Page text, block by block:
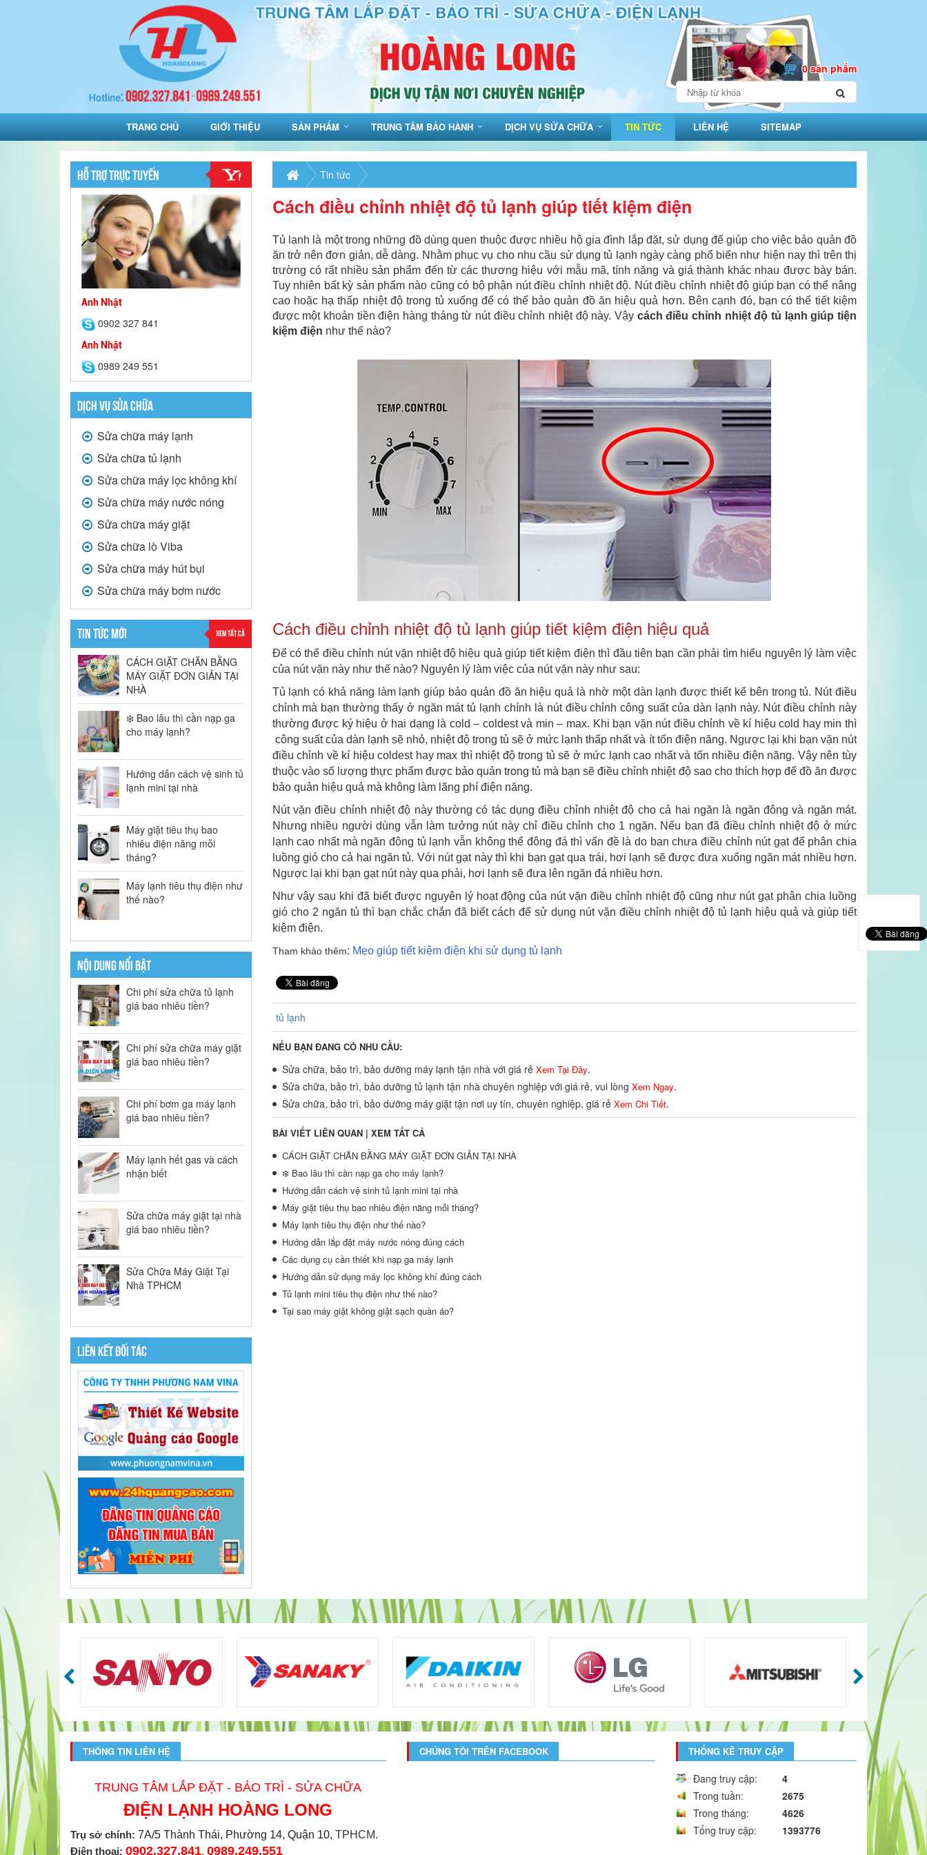
0 sản phẩm
TRANG CHỦ GIỚI THIỆU SẢN PHẨM TRUNG TÂM BẢO HÀNH DỊCH VỤ SỬA CHỮA TIN TỨC LIÊN HỆ SITEMAP
HỖ TRỢ TRỰC TUYẾN
Anh Nhật
0902 327 841
Anh Nhật
0989 249 551
DỊCH VỤ SỬA CHỮA
Sửa chữa máy lạnh
Sửa chữa tủ lạnh
Sửa chữa máy lọc không khí
Sửa chữa máy nước nóng
Sửa chữa máy giặt
Sửa chữa lò Viba
Sửa chữa máy hút bụi
Sửa chữa máy bơm nước
TIN TỨC MỚI XEM TẤT CẢ
CÁCH GIẶT CHĂN BẰNG
MÁY GIẶT ĐƠN GIẢN TẠI
NHÀ
❄️ Bao lâu thì cần nạp ga
cho máy lạnh?
Hướng dẫn cách vệ sinh tủ
lạnh mini tại nhà
Máy giặt tiêu thụ bao
nhiêu điện năng mỗi
tháng?
Máy lạnh tiêu thụ điện như
thế nào?
NỘI DUNG NỔI BẬT
Chi phí sửa chữa tủ lạnh
giá bao nhiêu tiền?
Chi phí sửa chữa máy giặt
giá bao nhiêu tiền?
Chi phí bơm ga máy lạnh
giá bao nhiêu tiền?
Máy lạnh hết gas và cách
nhận biết
Sửa chữa máy giặt tại nhà
giá bao nhiêu tiền?
Sửa Chữa Máy Giặt Tại
Nhà TPHCM
LIÊN KẾT ĐỐI TÁC
Tin tức
Cách điều chỉnh nhiệt độ tủ lạnh giúp tiết kiệm điện
Tủ lạnh là một trong những đồ dùng quen thuộc được nhiều hộ gia đình lắp đặt, sử dụng để giúp cho việc bảo quản đồ
ăn trở nên đơn giản, dễ dàng. Nhằm phục vụ cho nhu cầu sử dụng tủ lạnh ngày càng phổ biến như hiện nay thì trên thị
trường có rất nhiều sản phẩm đến từ các thương hiệu với mẫu mã, tính năng và giá thành khác nhau được bày bán.
Tuy nhiên bất kỳ sản phẩm nào cũng có bộ phận nút điều chỉnh nhiệt độ. Nút điều chỉnh nhiệt độ giúp bạn có thể nâng
cao hoặc hạ thấp nhiệt độ trong tủ xuống để có thể bảo quản đồ ăn hiệu quả hơn. Bên cạnh đó, bạn có thể tiết kiệm
được một khoản tiền điện hàng tháng từ nút điều chỉnh nhiệt độ này. Vậy cách điều chỉnh nhiệt độ tủ lạnh giúp tiện
kiệm điện như thế nào?
Cách điều chỉnh nhiệt độ tủ lạnh giúp tiết kiệm điện hiệu quả
Để có thể điều chỉnh nút vặn nhiệt độ hiệu quả giúp tiết kiệm điện thì đầu tiên bạn cần phải tìm hiểu nguyên lý làm việc
của nút vặn này như thế nào? Nguyên lý làm việc của nút vặn này như sau:
Tủ lạnh có khả năng làm lạnh giúp bảo quản đồ ăn hiệu quả là nhờ một dàn lạnh được thiết kế bên trong tủ. Nút điều
chỉnh mà bạn thường thấy ở ngăn mát tủ lạnh chính là nút điều chỉnh công suất của dàn lạnh này. Nút điều chỉnh này
thường được ký hiệu ở hai dạng là cold – coldest và min – max. Khi bạn vặn nút điều chỉnh về kí hiệu cold hay min thì
công suất của dàn lạnh sẽ nhỏ, nhiệt độ trong tủ sẽ ở mức lạnh thấp nhất và ít tốn điện năng. Ngược lại khi bạn vặn nút
điều chỉnh về kí hiệu coldest hay max thì nhiệt độ trong tủ sẽ ở mức lạnh cao nhất và tốn nhiều điện năng. Vậy nên tùy
thuộc vào số lượng thực phẩm được bảo quản trong tủ mà bạn sẽ điều chỉnh nhiệt độ sao cho thích hợp để đồ ăn được
bảo quản hiệu quả mà không làm lãng phí điện năng.
Nút vặn điều chỉnh nhiệt độ này thường có tác dụng điều chỉnh nhiệt độ cho cả hai ngăn là ngăn đông và ngăn mát.
Nhưng nhiều người dùng vẫn làm tưởng nút này chỉ điều chỉnh cho 1 ngăn. Nếu bạn đã điều chỉnh nhiệt độ ở mức
lạnh cao nhất mà ngăn đông tủ lạnh vẫn không thể đông đá thì vấn đề là do bạn chưa điều chỉnh nút gạt để phân chia
luồng gió cho cả hai ngăn tủ. Với nút gạt này thì khi bạn gạt qua trái, hơi lạnh sẽ được đưa xuống ngăn mát nhiều hơn.
Ngược lại khi bạn gạt nút này qua phải, hơi lạnh sẽ đưa lên ngăn đá nhiều hơn.
Như vậy sau khi đã biết được nguyên lý hoạt động của nút vặn điều chỉnh nhiệt độ cũng như nút gạt phân chia luồng
gió cho 2 ngăn tủ thì bạn chắc chắn đã biết cách để sử dụng nút vặn điều chỉnh nhiệt độ tủ lạnh hiệu quả và giúp tiết
kiệm điện.
Tham khảo thêm: Mẹo giúp tiết kiệm điện khi sử dụng tủ lạnh
tủ lạnh
NẾU BẠN ĐANG CÓ NHU CẦU:
Sửa chữa, bảo trì, bảo dưỡng máy lạnh tận nhà với giá rẻ Xem Tại Đây.
Sửa chữa, bảo trì, bảo dưỡng tủ lạnh tận nhà chuyên nghiệp với giá rẻ, vui lòng Xem Ngay.
Sửa chữa, bảo trì, bảo dưỡng máy giặt tận nơi uy tín, chuyên nghiệp, giá rẻ Xem Chi Tiết.
BÀI VIẾT LIÊN QUAN | XEM TẤT CẢ
CÁCH GIẶT CHĂN BẰNG MÁY GIẶT ĐƠN GIẢN TẠI NHÀ
❄️ Bao lâu thì cần nạp ga cho máy lạnh?
Hướng dẫn cách vệ sinh tủ lạnh mini tại nhà
Máy giặt tiêu thụ bao nhiêu điện năng mỗi tháng?
Máy lạnh tiêu thụ điện như thế nào?
Hướng dẫn lắp đặt máy nước nóng đúng cách
Các dụng cụ cần thiết khi nạp ga máy lạnh
Hướng dẫn sử dụng máy lọc không khí đúng cách
Tủ lạnh mini tiêu thụ điện như thế nào?
Tại sao máy giặt không giặt sạch quần áo?
THÔNG TIN LIÊN HỆ
TRUNG TÂM LẮP ĐẶT - BẢO TRÌ - SỬA CHỮA
ĐIỆN LẠNH HOÀNG LONG
Trụ sở chính: 7A/5 Thành Thái, Phường 14, Quận 10, TPHCM.
Điện thoại: 0902.327.841, 0989.249.551
CHÚNG TÔI TRÊN FACEBOOK THỐNG KÊ TRUY CẬP
Đang truy cập:
4
Trong tuần:
2675
Trong tháng:
4626
Tổng truy cập:
1393776